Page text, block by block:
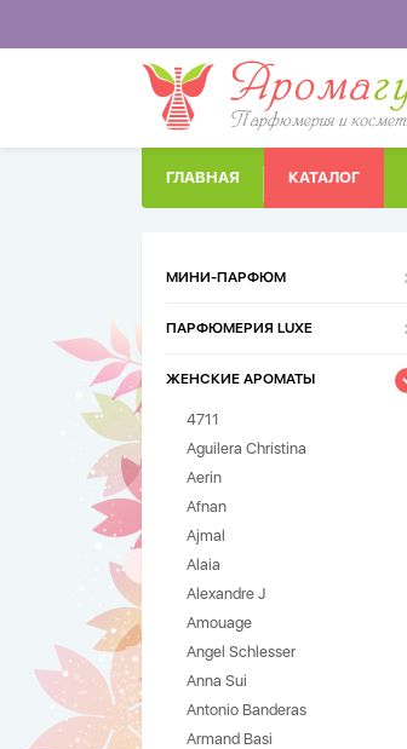
ГЛАВНАЯ КАТАЛОГ
МИНИ-ПАРФЮМ
ПАРФЮМЕРИЯ LUXE
ЖЕНСКИЕ АРОМАТЫ
4711
Aguilera Christina
Aerin
Afnan
Ajmal
Alaia
Alexandre J
Amouage
Angel Schlesser
Anna Sui
Antonio Banderas
Armand Basi